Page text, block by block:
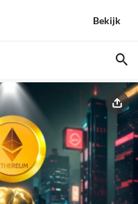
Bekijk